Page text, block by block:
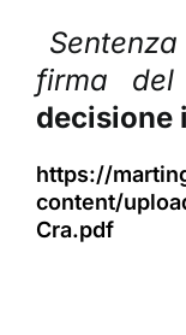
firma del
decisione
https://
content/
Cra.pdf